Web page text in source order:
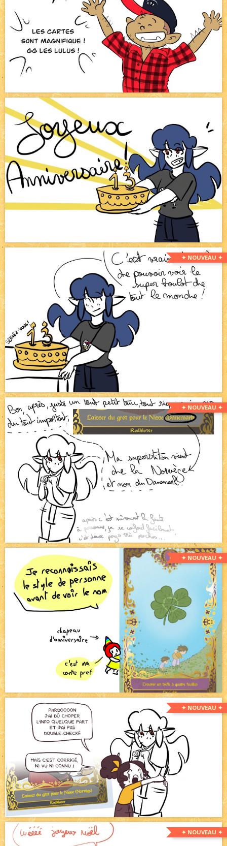
✦ NOUVEAU ✦
✦ NOUVEAU ✦
✦ NOUVEAU ✦
✦ NOUVEAU ✦
✦ NOUVEAU ✦